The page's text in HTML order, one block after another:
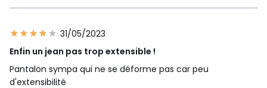
31/05/2023
Enfin un jean pas trop extensible !
Pantalon sympa qui ne se déforme pas car peu
d'extensibilité